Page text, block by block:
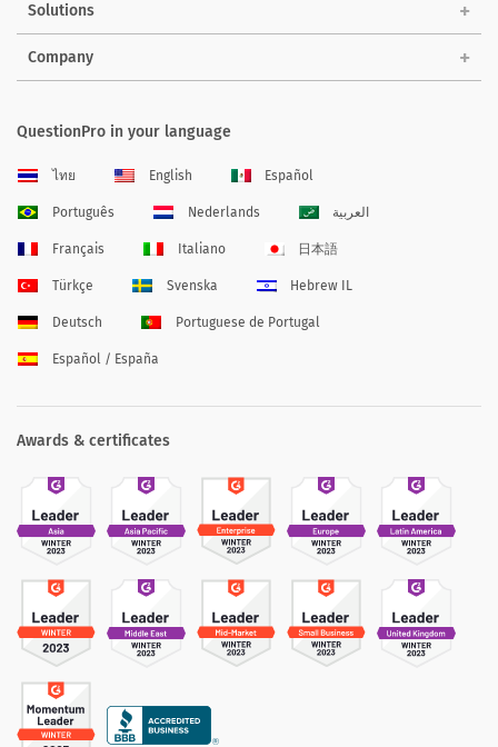
Solutions
Company
QuestionPro in your language
ไทย English Español
Português Nederlands العربية
Français Italiano 日本語
Türkçe Svenska Hebrew IL
Deutsch Portuguese de Portugal
Español / España
Awards & certificates